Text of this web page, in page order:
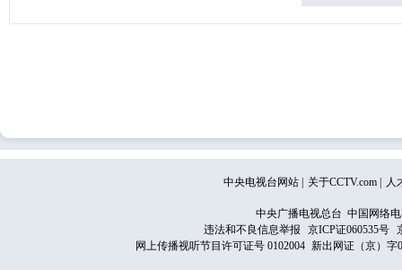
中央电视台网站 关于CCTV.com 人
中央广播电视总台 中国网络
违法和不良信息举报
京ICP证060535号
网上传播视听节目许可证号 0102004 新出网证（京）